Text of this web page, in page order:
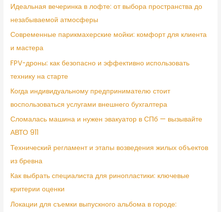
Идеальная вечеринка в лофте: от выбора пространства до
незабываемой атмосферы
Современные парикмахерские мойки: комфорт для клиента
и мастера
FPV-дроны: как безопасно и эффективно использовать
технику на старте
Когда индивидуальному предпринимателю стоит
воспользоваться услугами внешнего бухгалтера
Сломалась машина и нужен эвакуатор в СПб — вызывайте
АВТО 911
Технический регламент и этапы возведения жилых объектов
из бревна
Как выбрать специалиста для ринопластики: ключевые
критерии оценки
Локации для съемки выпускного альбома в городе: